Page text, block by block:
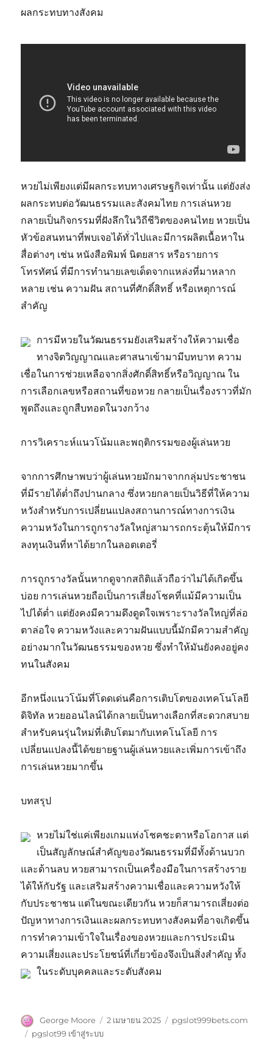
ผลกระทบทางสังคม
หวยไม่เพียงแต่มีผลกระทบทางเศรษฐกิจเท่านั้น แต่ยังส่ง
ผลกระทบต่อวัฒนธรรมและสังคมไทย การเล่นหวย
กลายเป็นกิจกรรมที่ฝังลึกในวิถีชีวิตของคนไทย หวยเป็น
หัวข้อสนทนาที่พบเจอได้ทั่วไปและมีการผลิตเนื้อหาใน
สื่อต่างๆ เช่น หนังสือพิมพ์ นิตยสาร หรือรายการ
โทรทัศน์ ที่มีการทำนายเลขเด็ดจากแหล่งที่มาหลาก
หลาย เช่น ความฝัน สถานที่ศักดิ์สิทธิ์ หรือเหตุการณ์
สำคัญ
การมีหวยในวัฒนธรรมยังเสริมสร้างให้ความเชื่อ
ทางจิตวิญญาณและศาสนาเข้ามามีบทบาท ความ
เชื่อในการช่วยเหลือจากสิ่งศักดิ์สิทธิ์หรือวิญญาณ ใน
การเลือกเลขหรือสถานที่ขอหวย กลายเป็นเรื่องราวที่มัก
พูดถึงและถูกสืบทอดในวงกว้าง
การวิเคราะห์แนวโน้มและพฤติกรรมของผู้เล่นหวย
จากการศึกษาพบว่าผู้เล่นหวยมักมาจากกลุ่มประชาชน
ที่มีรายได้ต่ำถึงปานกลาง ซึ่งหวยกลายเป็นวิธีที่ให้ความ
หวังสำหรับการเปลี่ยนแปลงสถานการณ์ทางการเงิน
ความหวังในการถูกรางวัลใหญ่สามารถกระตุ้นให้มีการ
ลงทุนเงินที่หาได้ยากในลอตเตอรี่
การถูกรางวัลนั้นหากดูจากสถิติแล้วถือว่าไม่ได้เกิดขึ้น
บ่อย การเล่นหวยถือเป็นการเสี่ยงโชคที่แม้มีความเป็น
ไปได้ต่ำ แต่ยังคงมีความดึงดูดใจเพราะรางวัลใหญ่ที่ล่อ
ตาล่อใจ ความหวังและความฝันแบบนี้มักมีความสำคัญ
อย่างมากในวัฒนธรรมของหวย ซึ่งทำให้มันยังคงอยู่คง
ทนในสังคม
อีกหนึ่งแนวโน้มที่โดดเด่นคือการเติบโตของเทคโนโลยี
ดิจิทัล หวยออนไลน์ได้กลายเป็นทางเลือกที่สะดวกสบาย
สำหรับคนรุ่นใหม่ที่เติบโตมากับเทคโนโลยี การ
เปลี่ยนแปลงนี้ได้ขยายฐานผู้เล่นหวยและเพิ่มการเข้าถึง
การเล่นหวยมากขึ้น
บทสรุป
หวยไม่ใช่แค่เพียงเกมแห่งโชคชะตาหรือโอกาส แต่
เป็นสัญลักษณ์สำคัญของวัฒนธรรมที่มีทั้งด้านบวก
และด้านลบ หวยสามารถเป็นเครื่องมือในการสร้างราย
ได้ให้กับรัฐ และเสริมสร้างความเชื่อและความหวังให้
กับประชาชน แต่ในขณะเดียวกัน หวยก็สามารถเสี่ยงต่อ
ปัญหาทางการเงินและผลกระทบทางสังคมที่อาจเกิดขึ้น
การทำความเข้าใจในเรื่องของหวยและการประเมิน
ความเสี่ยงและประโยชน์ที่เกี่ยวข้องจึงเป็นสิ่งสำคัญ ทั้ง
ในระดับบุคคลและระดับสังคม
ผู้
เขียน
George Moore
เขียน
2 เมษายน 2025
หมวด
pgslot999bets.com
ป้าย
pgslot99 เข้าสู่ระบบ